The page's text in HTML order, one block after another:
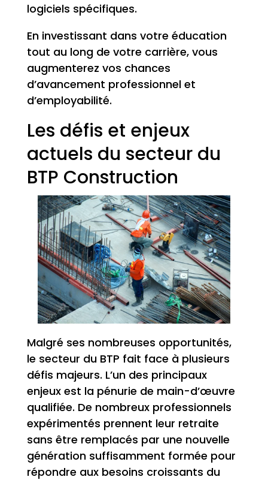
logiciels spécifiques.
En investissant dans votre éducation
tout au long de votre carrière, vous
augmenterez vos chances
d’avancement professionnel et
d’employabilité.
Les défis et enjeux
actuels du secteur du
BTP Construction
Malgré ses nombreuses opportunités,
le secteur du BTP fait face à plusieurs
défis majeurs. L’un des principaux
enjeux est la pénurie de main-d’œuvre
qualifiée. De nombreux professionnels
expérimentés prennent leur retraite
sans être remplacés par une nouvelle
génération suffisamment formée pour
répondre aux besoins croissants du